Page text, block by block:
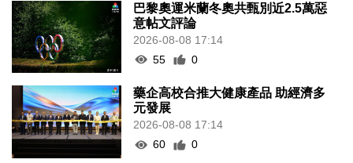
巴黎奧運米蘭冬奧共甄別近2.5萬惡
意帖文評論
2026-08-08 17:14
55
0
藥企高校合推大健康產品 助經濟多
元發展
2026-08-08 17:14
60
0